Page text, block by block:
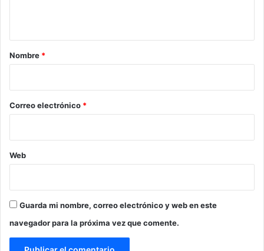
r
*
Nombre *
Correo electrónico *
Web
Guarda mi nombre, correo electrónico y web en este
navegador para la próxima vez que comente.